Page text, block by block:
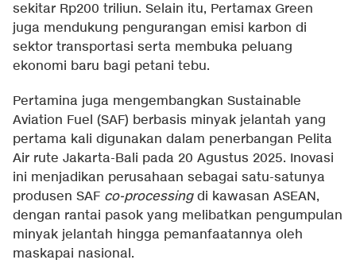
sekitar Rp200 triliun. Selain itu, Pertamax Green
juga mendukung pengurangan emisi karbon di
sektor transportasi serta membuka peluang
ekonomi baru bagi petani tebu.
Pertamina juga mengembangkan Sustainable
Aviation Fuel (SAF) berbasis minyak jelantah yang
pertama kali digunakan dalam penerbangan Pelita
Air rute Jakarta-Bali pada 20 Agustus 2025. Inovasi
ini menjadikan perusahaan sebagai satu-satunya
produsen SAF co-processingdi kawasan ASEAN,
dengan rantai pasok yang melibatkan pengumpulan
minyak jelantah hingga pemanfaatannya oleh
maskapai nasional.